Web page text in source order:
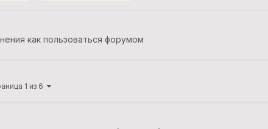
как пользоваться форумом
1 из 6